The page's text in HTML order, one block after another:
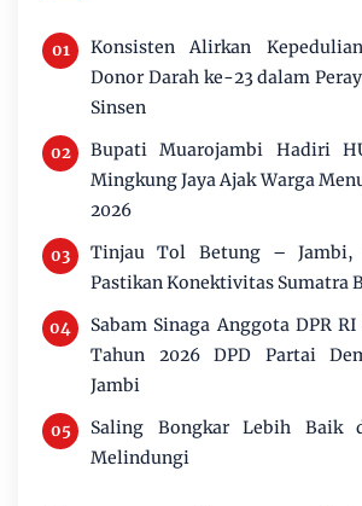
Konsisten Alirkan
Donor Darah ke-23 dalam
Sinsen
Bupati Muarojambi Hadiri
Mingkung Jaya Ajak Warga
2026
Tinjau Tol Betung – Jambi,
Pastikan Konektivitas Sumatra
Sabam Sinaga Anggota DPR
Tahun 2026 DPD Partai
Jambi
Saling Bongkar Lebih Baik
Melindungi